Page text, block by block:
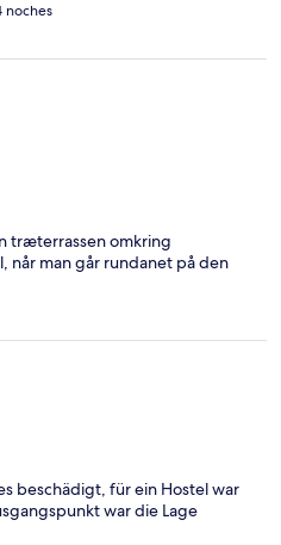
noches
træterrassen omkring
når man går rundanet på den
beschädigt, für ein Hostel war
war die Lage